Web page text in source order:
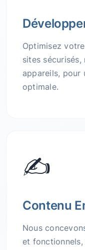
Optimisez
sites
appareils, pour
optimale.
✍️
Contenu
Nous
et